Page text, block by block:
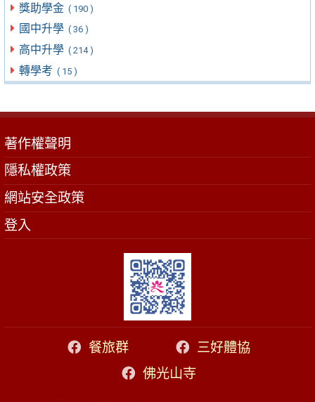
獎助學金 ( 190 )
國中升學 ( 36 )
高中升學 ( 214 )
轉學考 ( 15 )
著作權聲明
隱私權政策
網站安全政策
登入
餐旅群
三好體協
佛光山寺